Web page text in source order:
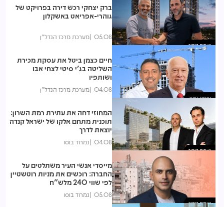
נצפות ביותר
ברק יצחקי רכש דירה בפרויקט של
גוהרי-אפריאט באשקלון
05.08 מערכת מרכז הנדל"ן
נצפות ביותר
חיים כצמן ביטל את עסקת מכירת
השליטה בג'י סיטי לצחי אבו
ושותפיו
04.08 מערכת מרכז הנדל"ן
נצפות ביותר
המחוזי דחה את עתירת רמת השרון:
תוכנית מתחם אלקו של ישראל קנדה
יוצאת לדרך
04.08 נמרוד בוסו
נצפות ביותר
מייסדי אנשי העיר משתלטים על
החברה: רוכשים את מניות רוטשטיין
לפי שווי 240 מלש"ח
05.08 נמרוד בוסו